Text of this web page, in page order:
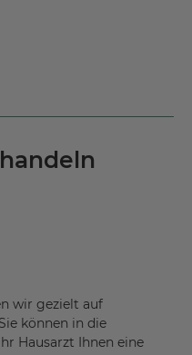
wir gezielt auf
können in die
Hausarzt Ihnen eine